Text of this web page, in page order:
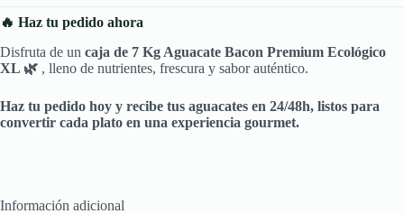
🔥 Haz tu pedido ahora
Disfruta de un caja de 7 Kg Aguacate Bacon Premium Ecológico
XL 🌿 , lleno de nutrientes, frescura y sabor auténtico.
Haz tu pedido hoy y recibe tus aguacates en 24/48h, listos para
convertir cada plato en una experiencia gourmet.
Información adicional